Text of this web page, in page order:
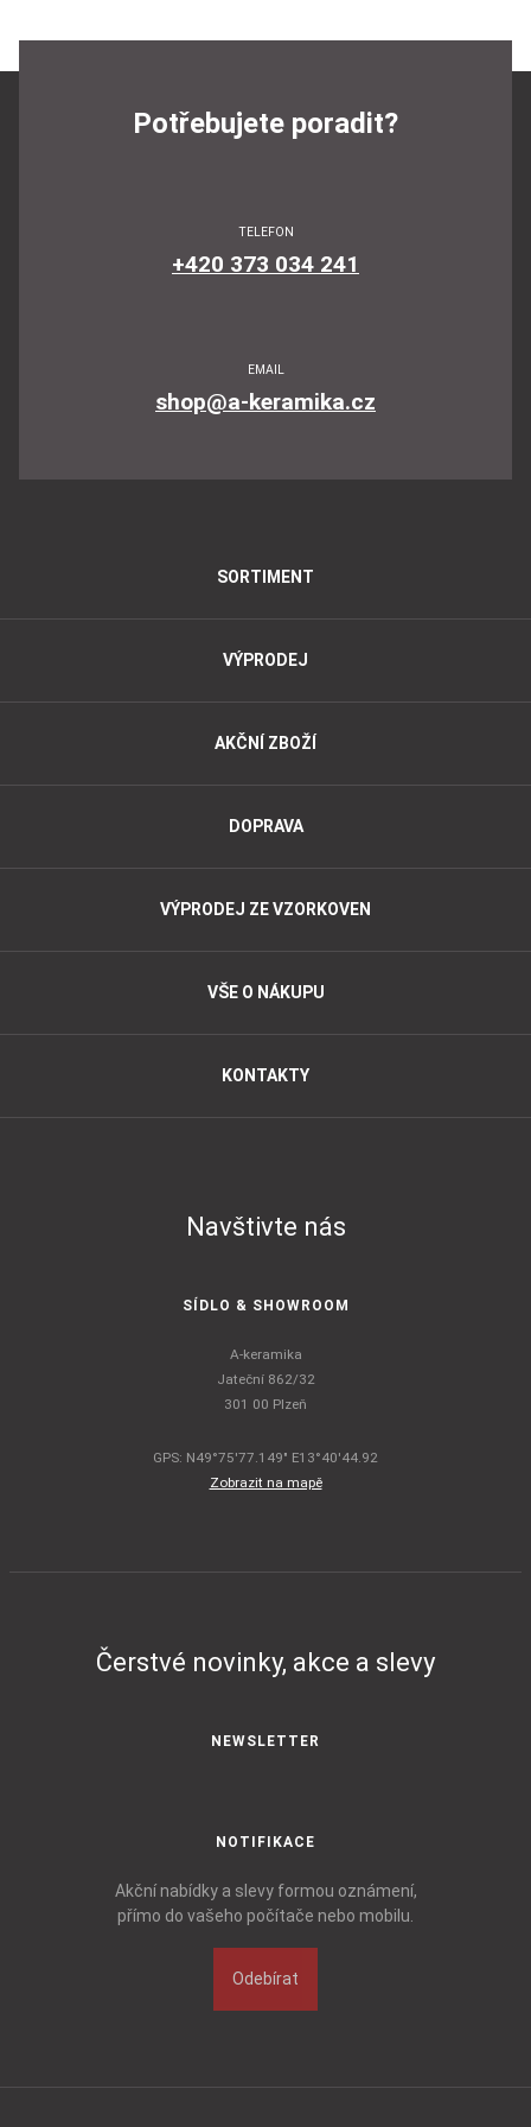
Potřebujete poradit?
TELEFON
+420 373 034 241
EMAIL
shop@a-keramika.cz
SORTIMENT
VÝPRODEJ
AKČNÍ ZBOŽÍ
DOPRAVA
VÝPRODEJ ZE VZORKOVEN
VŠE O NÁKUPU
KONTAKTY
Navštivte nás
SÍDLO & SHOWROOM
A-keramika
Jateční 862/32
301 00 Plzeň
GPS: N49°75'77.149" E13°40'44.92
Zobrazit na mapě
Čerstvé novinky, akce a slevy
NEWSLETTER
NOTIFIKACE
Akční nabídky a slevy formou oznámení,
přímo do vašeho počítače nebo mobilu.
Odebírat